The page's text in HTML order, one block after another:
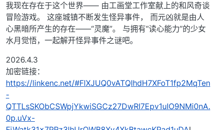
我现在存在于这个世界—— 由工画堂工作室献上的和风奇谈
冒险游戏。 这座城镇不断发生怪异事件， 而元凶就是由人
心黑暗所产生的存在——“灵魔”。 与拥有“读心能力”的少女
水月觉悟，一起解开怪异事件之谜吧。
2026.4.3
加密链接：
https://linkenc.net/#FlXJUQ0vATQIhdH7XFoT1fp2MqTen
-
QTTLsSKObCSWpjYkwiSGCz27DwRI7Epv1uIO9NMi0nA.
0p.uVx-